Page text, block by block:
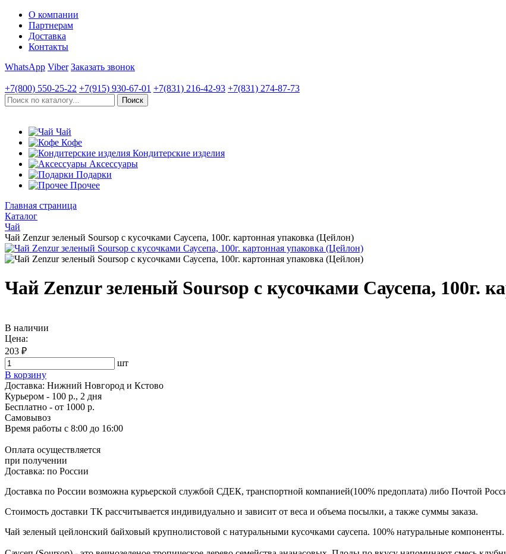
О компании
Партнерам
Доставка
Контакты
WhatsApp Viber Заказать звонок
+7(800) 550-25-22 +7(915) 930-67-01 +7(831) 216-42-93 +7(831) 274-87-73
Чай
Кофе
Кондитерские изделия
Аксессуары
Подарки
Прочее
Главная страница
Каталог
Чай
Чай Zenzur зеленый Soursop с кусочками Саусепа, 100г. картонная упаковка (Цейлон)
Чай Zenzur зеленый Soursop с кусочками Саусепа, 100г.
В наличии
Цена:
203 ₽
шт
В корзину
Доставка: Нижний Новгород и Кстово
Курьером - 100 р., 2 дня
Бесплатно - от 1000 р.
Самовывоз
Время работы с 8:00 до 16:00
Оплата осуществляется
при получении
Доставка: по России
Доставка по России возможна курьерской службой СДЕК, транспортной компанией(100% предоплата) либо Почтой
Стоимость доставки ТК рассчитывается индивидуально и зависит от веса и объема посылки, а также суммы заказа.
Чай зеленый цейлонский байховый крупнолистовой с натуральными кусочками саусепа. 100% натуральные компоненты.